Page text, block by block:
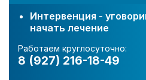
Интервенция -
начать лечение
Работаем круглосуточно:
8 (927) 216-18-49